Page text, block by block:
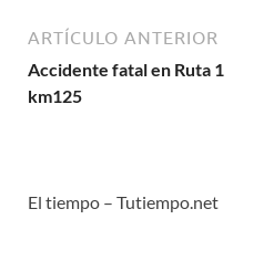
ARTÍCULO ANTERIOR
Accidente fatal en Ruta 1
km125
El tiempo – Tutiempo.net